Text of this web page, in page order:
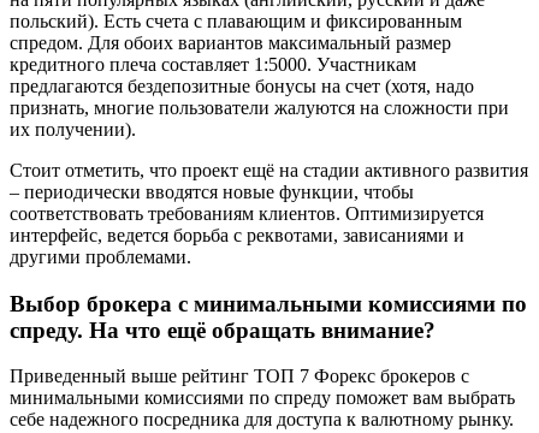
польский). Есть счета с плавающим и фиксированным
спредом. Для обоих вариантов максимальный размер
кредитного плеча составляет 1:5000. Участникам
предлагаются бездепозитные бонусы на счет (хотя, надо
признать, многие пользователи жалуются на сложности при
их получении).
Стоит отметить, что проект ещё на стадии активного развития
– периодически вводятся новые функции, чтобы
соответствовать требованиям клиентов. Оптимизируется
интерфейс, ведется борьба с реквотами, зависаниями и
другими проблемами.
Выбор брокера с минимальными комиссиями по
спреду. На что ещё обращать внимание?
Приведенный выше рейтинг ТОП 7 Форекс брокеров с
минимальными комиссиями по спреду поможет вам выбрать
себе надежного посредника для доступа к валютному рынку.